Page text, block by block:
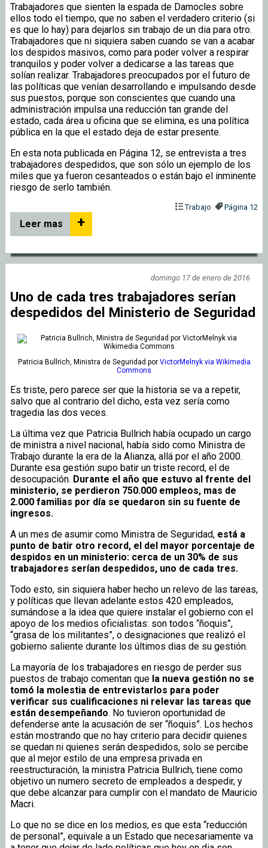
Trabajadores que sienten la espada de Damocles sobre
ellos todo el tiempo, que no saben el verdadero criterio (si
es que lo hay) para dejarlos sin trabajo de un dia para otro.
Trabajadores que ni siquiera saben cuando se van a acabar
los despidos masivos, como para poder volver a respirar
tranquilos y poder volver a dedicarse a las tareas que
solían realizar. Trabajadores preocupados por el futuro de
las políticas que venían desarrollando e impulsando desde
sus puestos, porque son conscientes que cuando una
administración impulsa una reducción tan grande del
estado, cada área u oficina que se elimina, es una política
pública en la que el estado deja de estar presente.
En esta nota publicada en Página 12, se entrevista a tres
trabajadores despedidos, que son sólo un ejemplo de los
miles que ya fueron cesanteados o están bajo el inminente
riesgo de serlo también.
Página 12
Trabajo
Leer mas +
domingo 17 de enero de 2016
Uno de cada tres trabajadores serían
despedidos del Ministerio de Seguridad
Patricia Bullrich, Ministra de Seguridad por VictorMelnyk via Wikimedia
Commons
Es triste, pero parece ser que la historia se va a repetir,
salvo que al contrario del dicho, esta vez sería como
tragedia las dos veces.
La última vez que Patricia Bullrich había ocupado un cargo
de ministra a nivel nacional, había sido como Ministra de
Trabajo durante la era de la Alianza, allá por el año 2000.
Durante esa gestión supo batir un triste record, el de
desocupación. Durante el año que estuvo al frente del
ministerio, se perdieron 750.000 empleos, mas de
2.000 familias por día se quedaron sin su fuente de
ingresos.
A un mes de asumir como Ministra de Seguridad, está a
punto de batir otro record, el del mayor porcentaje de
despidos en un ministerio: cerca de un 30% de sus
trabajadores serían despedidos, uno de cada tres.
Todo esto, sin siquiera haber hecho un relevo de las tareas,
y políticas que llevan adelante estos 420 empleados,
sumándose a la idea que quiere instalar el gobierno con el
apoyo de los medios oficialistas: son todos “ñoquis”,
“grasa de los militantes”, o designaciones que realizó el
gobierno saliente durante los últimos dias de su gestión.
La mayoría de los trabajadores en riesgo de perder sus
puestos de trabajo comentan que la nueva gestión no se
tomó la molestia de entrevistarlos para poder
verificar sus cualificaciones ni relevar las tareas que
están desempeñando. No tuvieron oportunidad de
defenderse ante la acusación de ser “ñoquis”. Los hechos
están mostrando que no hay criterio para decidir quienes
se quedan ni quienes serán despedidos, solo se percibe
que al mejor estilo de una empresa privada en
reestructuración, la ministra Patricia Bullrich, tiene como
objetivo un numero secreto de empleados a despedir, y
que debe alcanzar para cumplir con el mandato de Mauricio
Macri.
Lo que no se dice en los medios, es que esta “reducción
de personal”, equivale a un Estado que necesariamente va